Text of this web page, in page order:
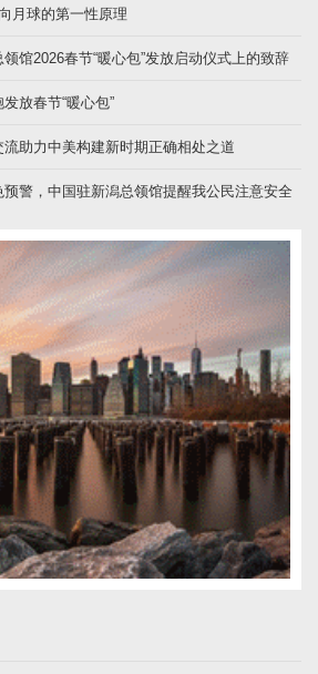
月球的第一性原理
馆2026春节“暖心包”发放启动仪式上的致辞
放春节“暖心包”
助力中美构建新时期正确相处之道
预警，中国驻新潟总领馆提醒我公民注意安全